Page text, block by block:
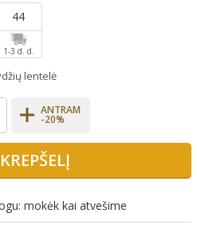
44
1-3 d. d.
lentelė
ANTRAM
-20%
mokėk kai atvešime